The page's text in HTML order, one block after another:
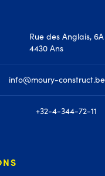
Rue des Anglais, 6A
4430 Ans
info@moury-construct.be
+32-4-344-72-11